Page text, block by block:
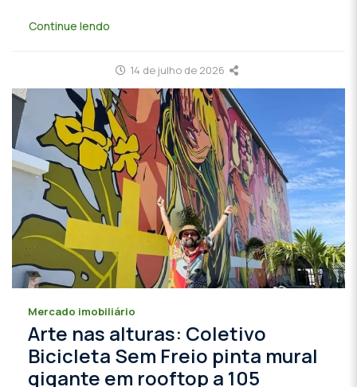
Continue lendo
14 de julho de 2026
Mercado imobiliário
Arte nas alturas: Coletivo
Bicicleta Sem Freio pinta mural
gigante em rooftop a 105